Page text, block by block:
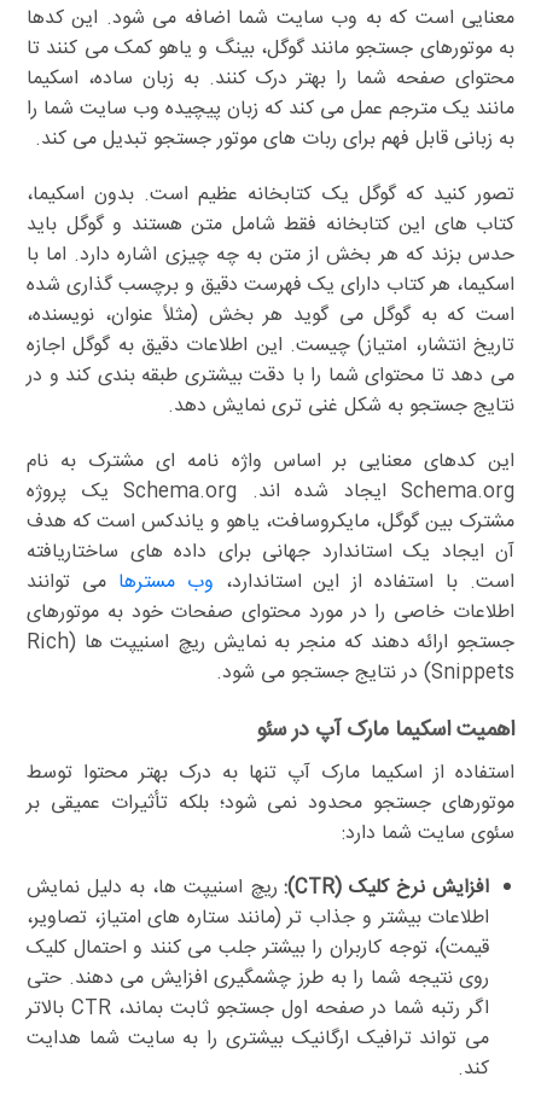
معنایی است که به وب سایت شما اضافه می شود. این کدها
به موتورهای جستجو مانند گوگل، بینگ و یاهو کمک می کنند تا
محتوای صفحه شما را بهتر درک کنند. به زبان ساده، اسکیما
مانند یک مترجم عمل می کند که زبان پیچیده وب سایت شما را
به زبانی قابل فهم برای ربات های موتور جستجو تبدیل می کند.
تصور کنید که گوگل یک کتابخانه عظیم است. بدون اسکیما،
کتاب های این کتابخانه فقط شامل متن هستند و گوگل باید
حدس بزند که هر بخش از متن به چه چیزی اشاره دارد. اما با
اسکیما، هر کتاب دارای یک فهرست دقیق و برچسب گذاری شده
است که به گوگل می گوید هر بخش (مثلاً عنوان، نویسنده،
تاریخ انتشار، امتیاز) چیست. این اطلاعات دقیق به گوگل اجازه
می دهد تا محتوای شما را با دقت بیشتری طبقه بندی کند و در
نتایج جستجو به شکل غنی تری نمایش دهد.
این کدهای معنایی بر اساس واژه نامه ای مشترک به نام
Schema.org ایجاد شده اند. Schema.org یک پروژه
مشترک بین گوگل، مایکروسافت، یاهو و یاندکس است که هدف
آن ایجاد یک استاندارد جهانی برای داده های ساختاریافته
است. با استفاده از این استاندارد، وب مسترها می توانند
اطلاعات خاصی را در مورد محتوای صفحات خود به موتورهای
جستجو ارائه دهند که منجر به نمایش ریچ اسنیپت ها (Rich
Snippets) در نتایج جستجو می شود.
اهمیت اسکیما مارک آپ در سئو
استفاده از اسکیما مارک آپ تنها به درک بهتر محتوا توسط
موتورهای جستجو محدود نمی شود؛ بلکه تأثیرات عمیقی بر
سئوی سایت شما دارد:
افزایش نرخ کلیک (CTR):
ریچ اسنیپت ها، به دلیل نمایش
اطلاعات بیشتر و جذاب تر (مانند ستاره های امتیاز، تصاویر،
قیمت)، توجه کاربران را بیشتر جلب می کنند و احتمال کلیک
روی نتیجه شما را به طرز چشمگیری افزایش می دهند. حتی
اگر رتبه شما در صفحه اول جستجو ثابت بماند، CTR بالاتر
می تواند ترافیک ارگانیک بیشتری را به سایت شما هدایت
کند.